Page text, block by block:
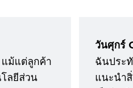
แม้แต่ลูกค้า
ลยีส่วน
วันศุกร์
ฉันประ
แนะนำ